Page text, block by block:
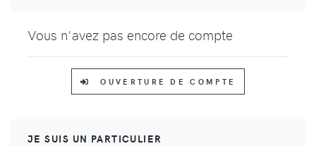
Vous n'avez pas encore de compte
OUVERTURE DE COMPTE
JE SUIS UN PARTICULIER